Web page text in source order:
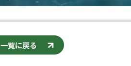
一覧に戻る